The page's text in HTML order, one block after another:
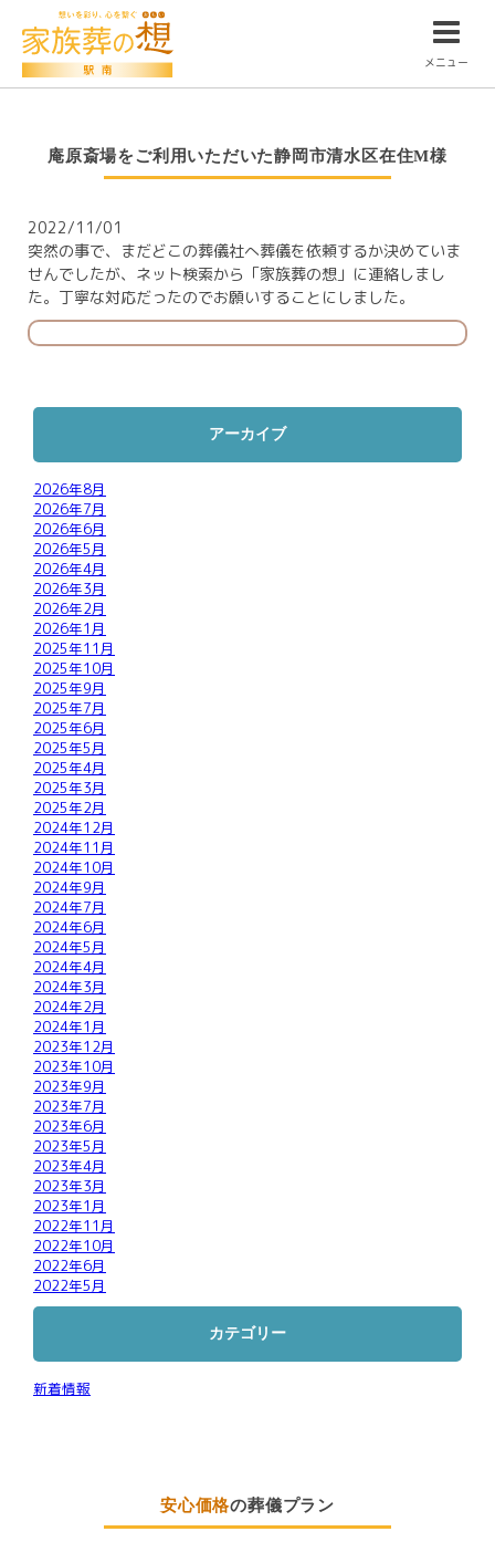
メニュー
庵原斎場をご利用いただいた静岡市清水区在住M様
2022/11/01
突然の事で、まだどこの葬儀社へ葬儀を依頼するか決めていま
せんでしたが、ネット検索から「家族葬の想」に連絡しまし
た。丁寧な対応だったのでお願いすることにしました。
アーカイブ
2026年8月
2026年7月
2026年6月
2026年5月
2026年4月
2026年3月
2026年2月
2026年1月
2025年11月
2025年10月
2025年9月
2025年7月
2025年6月
2025年5月
2025年4月
2025年3月
2025年2月
2024年12月
2024年11月
2024年10月
2024年9月
2024年7月
2024年6月
2024年5月
2024年4月
2024年3月
2024年2月
2024年1月
2023年12月
2023年10月
2023年9月
2023年7月
2023年6月
2023年5月
2023年4月
2023年3月
2023年1月
2022年11月
2022年10月
2022年6月
2022年5月
カテゴリー
新着情報
安心価格の葬儀プラン